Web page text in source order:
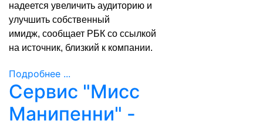
надеется увеличить аудиторию и
улучшить собственный
имидж, сообщает РБК со ссылкой
на источник, близкий к компании.
Подробнее ...
Сервис "Мисс
Манипенни" -